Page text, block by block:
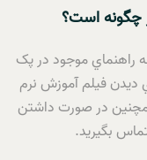
چگونه است؟
راهنماي موجود در پک
ديدن فيلم آموزش نرم
همچنين در صورت داشتن
بگيريد.